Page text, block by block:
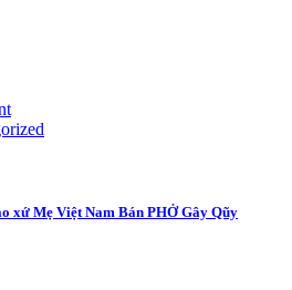
xứ Mẹ Việt Nam Bán PHỞ Gây Qũy